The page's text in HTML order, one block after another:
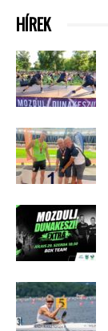
HÍREK